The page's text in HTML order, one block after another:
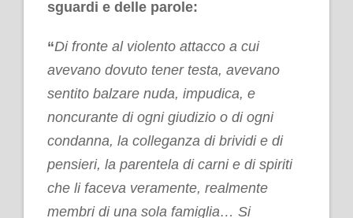
sguardi e delle parole:
“Di fronte al violento attacco a cui
avevano dovuto tener testa, avevano
sentito balzare nuda, impudica, e
noncurante di ogni giudizio o di ogni
condanna, la colleganza di brividi e di
pensieri, la parentela di carni e di spiriti
che li faceva veramente, realmente
membri di una sola famiglia… Si